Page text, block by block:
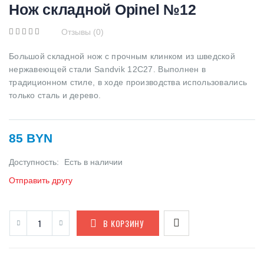
Нож складной Opinel №12
Отзывы (0)
Большой складной нож с прочным клинком из шведской
нержавеющей стали Sandvik 12C27. Выполнен в
традиционном стиле, в ходе производства использовались
только сталь и дерево.
85 BYN
Доступность:
Есть в наличии
Отправить другу
В КОРЗИНУ